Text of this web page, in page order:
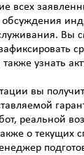
всех
Вы
узнать
вы
реальной
о текущих